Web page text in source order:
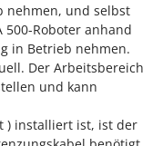
nehmen, und selbst
Roboter anhand
in Betrieb nehmen.
Der Arbeitsbereich
und kann
) installiert ist, ist der